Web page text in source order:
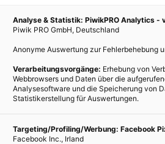
Analyse & Statistik: PiwikPRO Analytics -
Piwik PRO GmbH, Deutschland
Anonyme Auswertung zur Fehlerbehebung
Verarbeitungsvorgänge: Erhebung von
Webbrowsers und Daten über die
Analysesoftware und die Speicherung von
Statistikerstellung für Auswertungen.
Targeting/Profiling/Werbung: Facebook
Facebook Inc., Irland